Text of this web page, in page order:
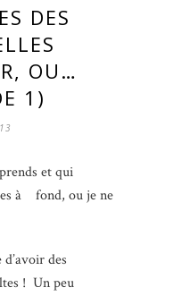
DES
OU…
1)
et qui
à fond, ou je ne
des
! Un peu